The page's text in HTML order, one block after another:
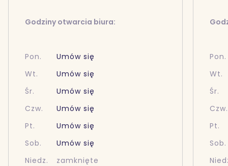
Godziny otwarcia biura:
Pon.
Umów się
Wt.
Umów się
Śr.
Umów się
Czw.
Umów się
Pt.
Umów się
Sob.
Umów się
Niedz.
zamknięte
Pon.
Wt.
Śr.
Czw.
Pt.
Sob.